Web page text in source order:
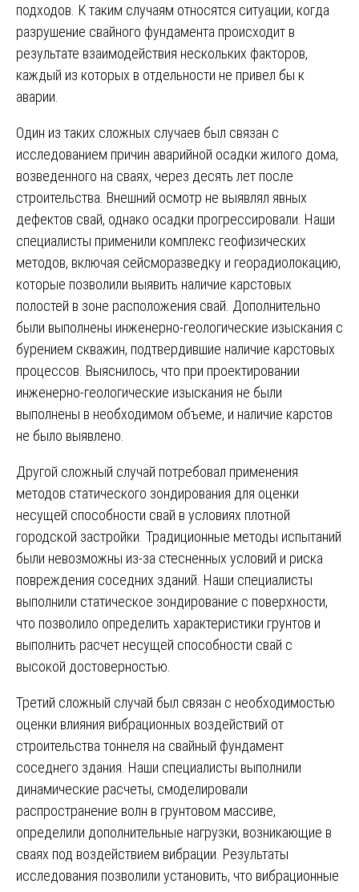
подходов. К таким случаям относятся ситуации, когда
разрушение свайного фундамента происходит в
результате взаимодействия нескольких факторов,
каждый из которых в отдельности не привел бы к
аварии.
Один из таких сложных случаев был связан с
исследованием причин аварийной осадки жилого дома,
возведенного на сваях, через десять лет после
строительства. Внешний осмотр не выявлял явных
дефектов свай, однако осадки прогрессировали. Наши
специалисты применили комплекс геофизических
методов, включая сейсморазведку и георадиолокацию,
которые позволили выявить наличие карстовых
полостей в зоне расположения свай. Дополнительно
были выполнены инженерно-геологические изыскания с
бурением скважин, подтвердившие наличие карстовых
процессов. Выяснилось, что при проектировании
инженерно-геологические изыскания не были
выполнены в необходимом объеме, и наличие карстов
не было выявлено.
Другой сложный случай потребовал применения
методов статического зондирования для оценки
несущей способности свай в условиях плотной
городской застройки. Традиционные методы испытаний
были невозможны из-за стесненных условий и риска
повреждения соседних зданий. Наши специалисты
выполнили статическое зондирование с поверхности,
что позволило определить характеристики грунтов и
выполнить расчет несущей способности свай с
высокой достоверностью.
Третий сложный случай был связан с необходимостью
оценки влияния вибрационных воздействий от
строительства тоннеля на свайный фундамент
соседнего здания. Наши специалисты выполнили
динамические расчеты, смоделировали
распространение волн в грунтовом массиве,
определили дополнительные нагрузки, возникающие в
сваях под воздействием вибрации. Результаты
исследования позволили установить, что вибрационные